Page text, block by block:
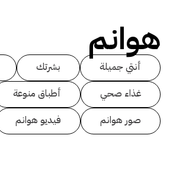
هوانم
أنتي جميلة بشرتك
غذاء صحي
أطباق منوعة
صور هوانم
فيديو هوانم